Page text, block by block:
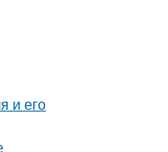
и его